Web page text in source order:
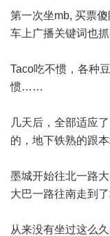
第一次坐mb, 买票
车上广播关键词也
Taco吃不惯，各种
惯……
几天后，全部适应
的，地下铁熟的跟
墨城开始往北一路
大巴一路往南走到
从来没有坐过这么